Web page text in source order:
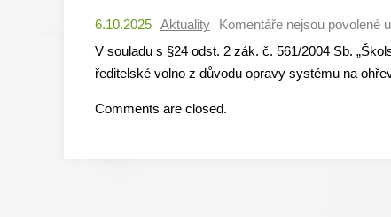
6.10.2025 Aktuality Komentáře nejsou povolené
V souladu s §24 odst. 2 zák. č. 561/2004 Sb.
ředitelské volno z důvodu opravy systému na
Comments are closed.